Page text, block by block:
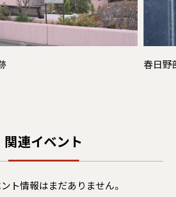
春日野
関連イベント
ト情報はまだありません。